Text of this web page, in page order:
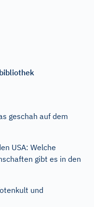
geschah auf dem
USA: Welche
gibt es in den
und